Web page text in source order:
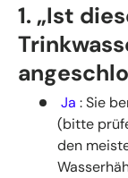
1. „Ist
Ja : Sie
(bitte
den